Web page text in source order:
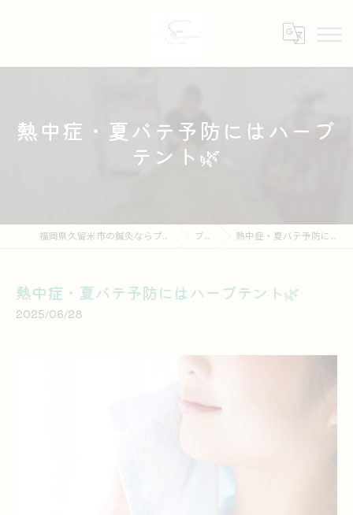
熱中症・夏バテ予防にはハーブ
テント🌿
福岡県久留米市の鍼灸ならプライベート鍼灸院 Soin ブログ 熱中症・夏バテ予防にはハーブテント🌿
熱中症・夏バテ予防にはハーブテント🌿
2025/06/28